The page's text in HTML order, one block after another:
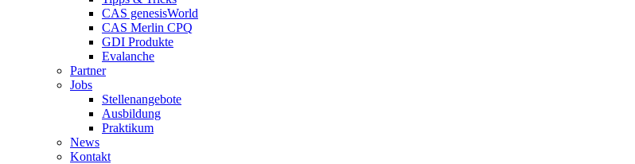
CAS genesisWorld
CAS Merlin CPQ
GDI Produkte
Evalanche
Partner
Jobs
Stellenangebote
Ausbildung
Praktikum
News
Kontakt